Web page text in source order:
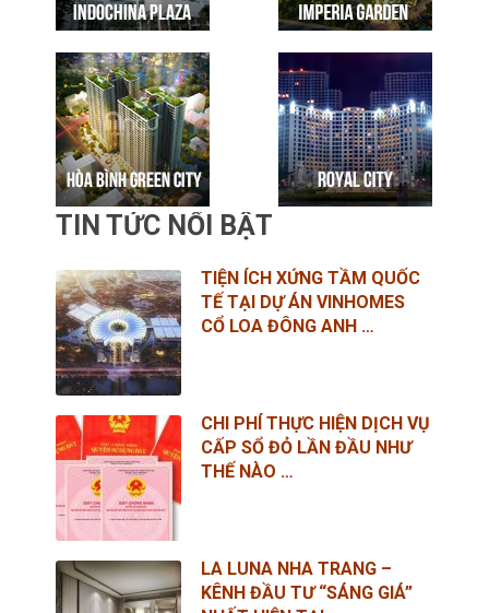
TIN TỨC NỔI BẬT
TIỆN ÍCH XỨNG TẦM QUỐC
TẾ TẠI DỰ ÁN VINHOMES
CỔ LOA ĐÔNG ANH …
CHI PHÍ THỰC HIỆN DỊCH VỤ
CẤP SỔ ĐỎ LẦN ĐẦU NHƯ
THẾ NÀO …
LA LUNA NHA TRANG –
KÊNH ĐẦU TƯ “SÁNG GIÁ”